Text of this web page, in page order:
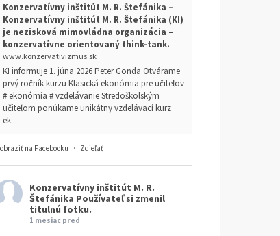
Konzervatívny inštitút M. R. Štefánika –
Konzervatívny inštitút M. R. Štefánika (KI)
je nezisková mimovládna organizácia –
konzervatívne orientovaný think-tank.
www.konzervativizmus.sk
KI informuje 1. júna 2026 Peter Gonda Otvárame
prvý ročník kurzu Klasická ekonómia pre učiteľov
# ekonómia # vzdelávanie Stredoškolským
učiteľom ponúkame unikátny vzdelávací kurz
ek...
na Facebooku · Zdieľať
Konzervatívny inštitút M. R.
Štefánika Používateľ si zmenil
titulnú fotku.
1 mesiac pred